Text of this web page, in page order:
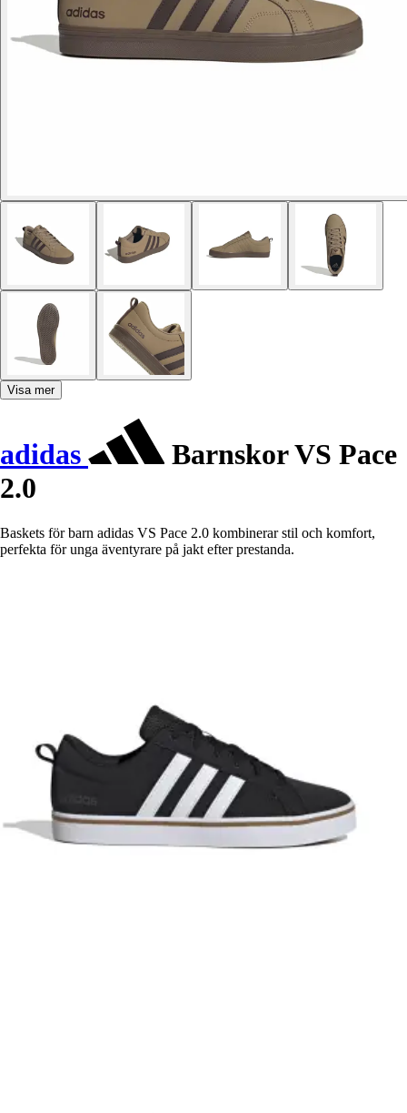
Visa mer
adidas
Barnskor VS Pace
2.0
Baskets för barn adidas VS Pace 2.0 kombinerar stil och komfort,
perfekta för unga äventyrare på jakt efter prestanda.